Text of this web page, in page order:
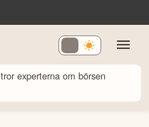
experterna om börsen